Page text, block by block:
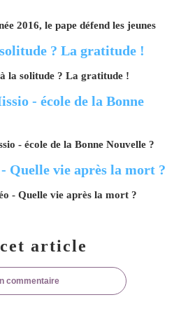
2016, le pape défend les jeunes
la solitude ? La gratitude !
- école de la Bonne Nouvelle ?
- Quelle vie après la mort ?
article
commentaire